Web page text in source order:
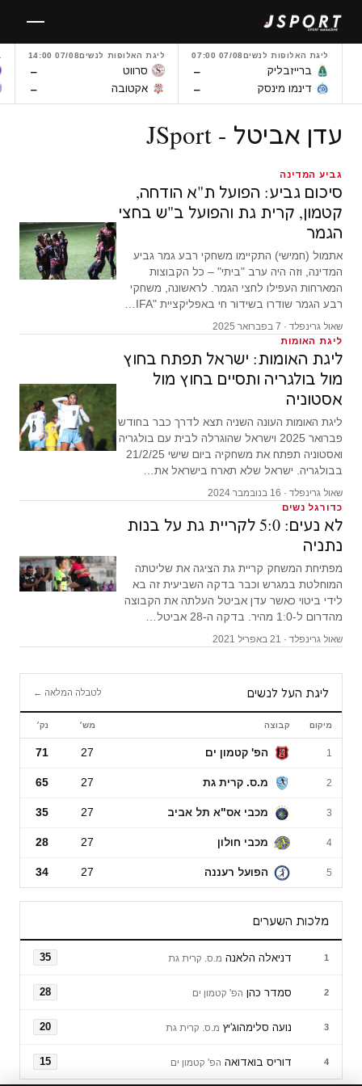
לתוכן
ליגת האלופות לנשים07/08 07:00
ברייזבליק –
דינמו מינסק –
ליגת האלופות לנשים07/08 14:00
סרווט –
אקטובה –
עדן אביטל - JSport
גביע המדינה
סיכום גביע: הפועל ת"א הודחה,
קטמון, קרית גת והפועל ב"ש בחצי
הגמר
אתמול (חמישי) התקיימו משחקי רבע גמר גביע
המדינה, וזה היה ערב "ביתי" – כל הקבוצות
המארחות העפילו לחצי הגמר. לראשונה, משחקי
רבע הגמר שודרו בשידור חי באפליקציית "IFA…
שאול גרינפלד · 7 בפברואר 2025
ליגת האומות
ליגת האומות: ישראל תפתח בחוץ
מול בולגריה ותסיים בחוץ מול
אסטוניה
ליגת האומות העונה השניה תצא לדרך כבר בחודש
פברואר 2025 וישראל שהוגרלה לבית עם בולגריה
ואסטוניה תפתח את משחקיה ביום שישי 21/2/25
בבולגריה. ישראל שלא תארח בישראל את…
שאול גרינפלד · 16 בנובמבר 2024
כדורגל נשים
לא נעים: 5:0 לקריית גת על בנות
נתניה
מפתיחת המשחק קריית גת הציגה את שליטתה
המוחלטת במגרש וכבר בדקה השביעית זה בא
לידי ביטוי כאשר עדן אביטל העלתה את הקבוצה
מהדרום ל-1:0 מהיר. בדקה ה-28 אביטל…
שאול גרינפלד · 21 באפריל 2021
ליגת העל לנשים לטבלה המלאה ←
ליגת העל לנשים
מיקום קבוצה מש׳ נק׳
1 הפ' קטמון ים 27
71
2 מ.ס. קרית גת 27
65
3 מכבי אס"א תל אביב 27
35
4 מכבי חולון 27
28
5 הפועל רעננה 27
34
מלכות השערים
1 דניאלה הלאנה מ.ס. קרית גת 35
2 סמדר כהן הפ' קטמון ים 28
3 נועה סלימהוג'יץ מ.ס. קרית גת 20
4 דוריס בואדואה הפ' קטמון ים 15